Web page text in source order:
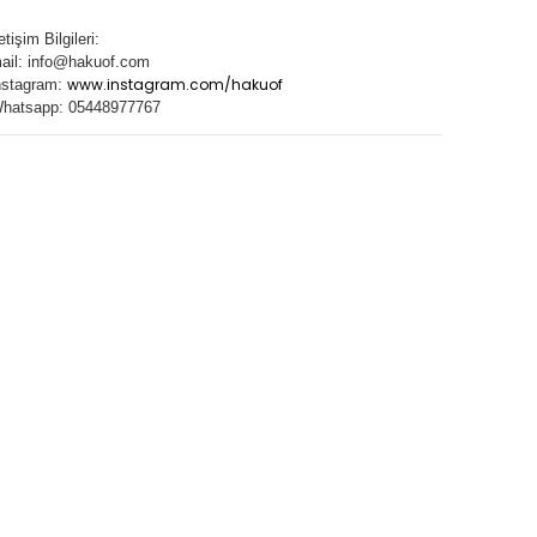
Bilgileri:
info@hakuof.com
www.instagram.com/hakuof
05448977767